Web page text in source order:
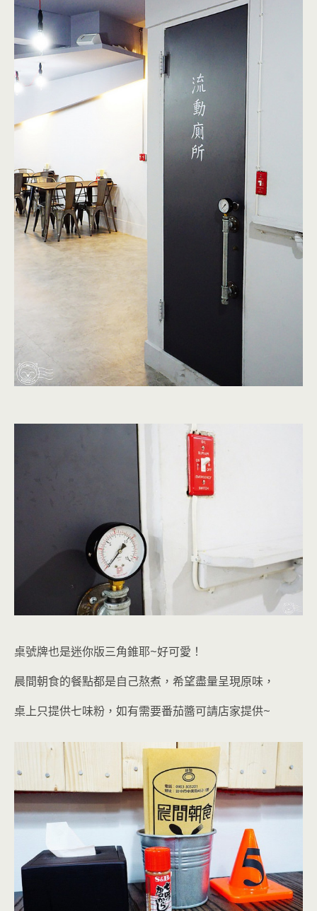
桌號牌也是迷你版三角錐耶~好可愛！
晨間朝食的餐點都是自己熬煮，希望盡量呈現原味，
桌上只提供七味粉，如有需要番茄醬可請店家提供~